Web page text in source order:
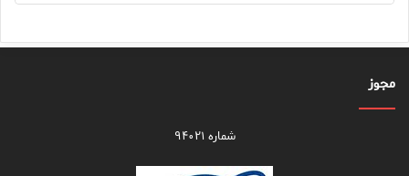
مجوز
شماره ۹۴۰۲۱